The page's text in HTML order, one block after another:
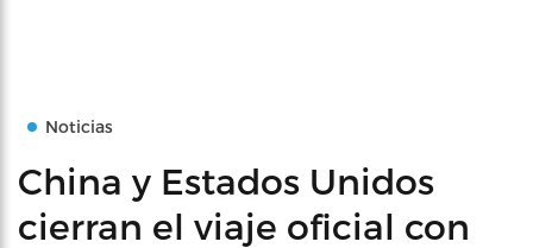
Noticias
China y Estados Unidos
cierran el viaje oficial con